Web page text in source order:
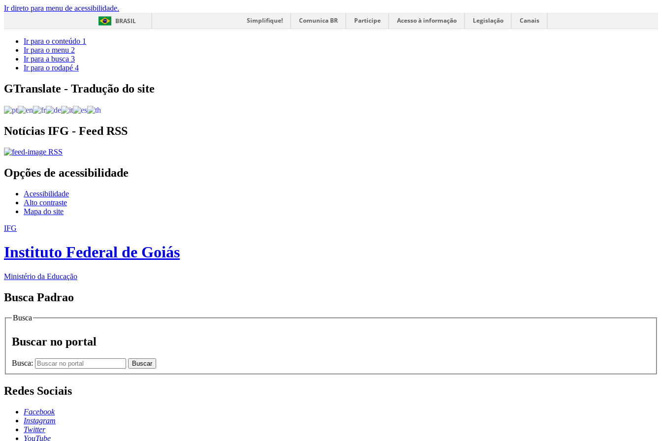
Ir direto para menu de acessibilidade.
BRASIL
Simplifique! Comunica BR Participe Acesso à informação Legislação Canais
Ir para o conteúdo 1
Ir para o menu 2
Ir para a busca 3
Ir para o rodapé 4
GTranslate - Tradução do site
Notícias IFG - Feed RSS
RSS
Opções de acessibilidade
Acessibilidade
Alto contraste
Mapa do site
IFG
Instituto Federal de Goiás
Ministério da Educação
Busca Padrao
Busca
Buscar no portal
Busca: Buscar
Redes Sociais
Facebook
Instagram
Twitter
YouTube